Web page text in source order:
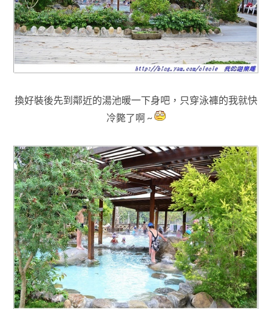
換好裝後先到鄰近的湯池暖一下身吧，只穿泳褲的我就快
冷斃了啊 ~